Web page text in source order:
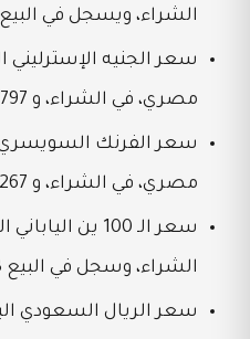
الشراء، ويسجل في البيع 32.6503 جنيه مصري.
مصري، في الشراء، و 36.7797 جنيه مصري، في البيع.
مصري، في الشراء، و 33.0267 جنيه مصري، في البيع.
الشراء، وسجل في البيع 22.7863 جنيه مصري.